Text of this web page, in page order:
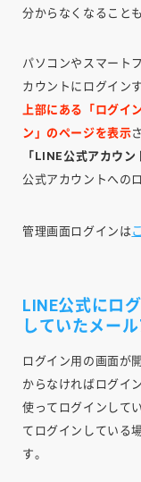
分からなくなること
パソコンやスマート
カウントにログイン
上部にある「ログイ
ン」のページを表示
「LINE公式アカウン
公式アカウントへの
管理画面ログインは
LINE公式にロ
していたメー
ログイン用の画面が
からなければログイ
使ってログインして
てログインしている
す。